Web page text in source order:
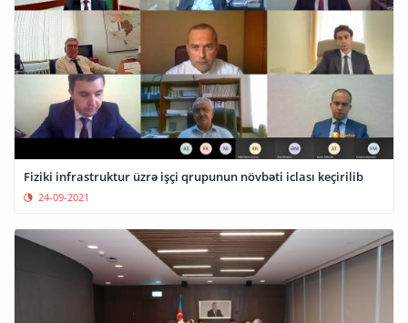
Fiziki infrastruktur üzrə işçi qrupunun növbəti iclası keçirilib
24-09-2021